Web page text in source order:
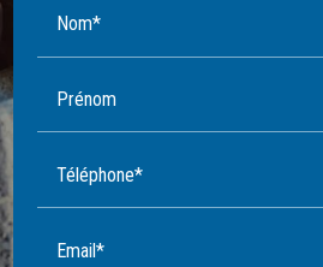
Nom*
Prénom
Téléphone*
Email*